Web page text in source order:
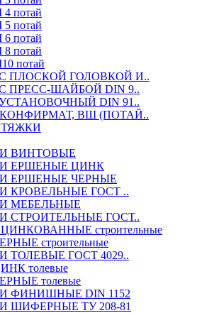
потай
потай
потай
потай
потай
ПЛОСКОЙ ГОЛОВКОЙ И..
ПРЕСС-ШАЙБОЙ DIN 9..
DIN 91..
ВШ (ПОТАЙ..
ВИНТОВЫЕ
ЕРШЕНЫЕ ЦИНК
ЕРШЕНЫЕ ЧЕРНЫЕ
КРОВЕЛЬНЫЕ ГОСТ ..
МЕБЕЛЬНЫЕ
СТРОИТЕЛЬНЫЕ ГОСТ..
строительные
строительные
ТОЛЕВЫЕ ГОСТ 4029..
толевые
толевые
ФИНИШНЫЕ DIN 1152
ШИФЕРНЫЕ ТУ 208-81